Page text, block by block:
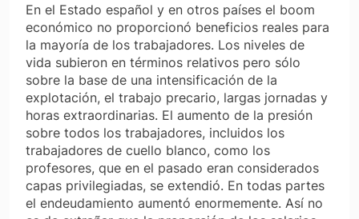
En el Estado español y en otros países el boom
económico no proporcionó beneficios reales para
la mayoría de los trabajadores. Los niveles de
vida subieron en términos relativos pero sólo
sobre la base de una intensificación de la
explotación, el trabajo precario, largas jornadas y
horas extraordinarias. El aumento de la presión
sobre todos los trabajadores, incluidos los
trabajadores de cuello blanco, como los
profesores, que en el pasado eran considerados
capas privilegiadas, se extendió. En todas partes
el endeudamiento aumentó enormemente. Así no